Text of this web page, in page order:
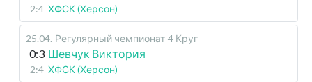
2:4 ХФСК (Херсон)
25.04. Регулярный чемпионат 4 Круг
0:3 Шевчук Виктория
2:4 ХФСК (Херсон)